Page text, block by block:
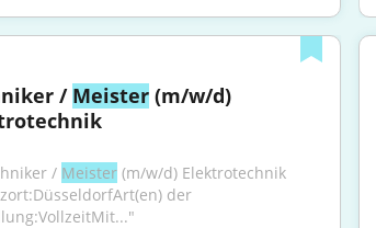
/ Meister (m/w/d)
/ Meister (m/w/d) Elektrotechnik
der